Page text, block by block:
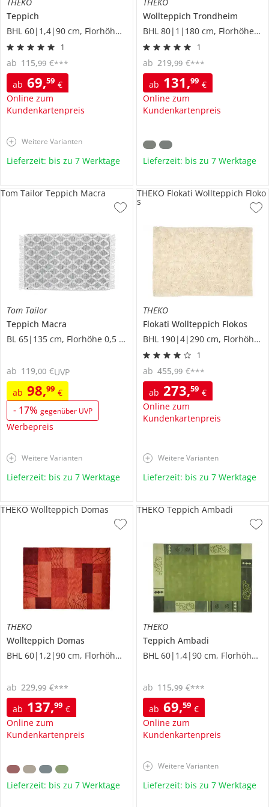
Teppich
BHL 60|1,4|90 cm, Florhöhe 1 cm
1
ab 69,59 €
Online zum
Kundenkartenpreis
ab 115,99 €***
Weitere Varianten
Lieferzeit: bis zu 7 Werktage
Wollteppich Trondheim
BHL 80|1|180 cm, Florhöhe 1 cm
1
ab 131,99 €
Online zum
Kundenkartenpreis
ab 219,99 €***
Lieferzeit: bis zu 7 Werktage
Tom Tailor
Teppich Macra
BL 65|135 cm, Florhöhe 0,5 cm
ab 98,99 €
- 17% gegenüber UVP
Werbepreis
ab 119,00 €UVP
Tom Tailor Teppich Macra
Weitere Varianten
Lieferzeit: bis zu 7 Werktage
THEKO
Flokati Wollteppich Flokos
BHL 190|4|290 cm, Florhöhe 7 cm
1
ab 273,59 €
Online zum
Kundenkartenpreis
ab 455,99 €***
THEKO Flokati Wollteppich Floko
s
Weitere Varianten
Lieferzeit: bis zu 7 Werktage
THEKO
Wollteppich Domas
BHL 60|1,2|90 cm, Florhöhe 1 cm
ab 137,99 €
Online zum
Kundenkartenpreis
ab 229,99 €***
THEKO Wollteppich Domas
Lieferzeit: bis zu 7 Werktage
THEKO
Teppich Ambadi
BHL 60|1,4|90 cm, Florhöhe 1 cm
ab 69,59 €
Online zum
Kundenkartenpreis
ab 115,99 €***
THEKO Teppich Ambadi
Weitere Varianten
Lieferzeit: bis zu 7 Werktage